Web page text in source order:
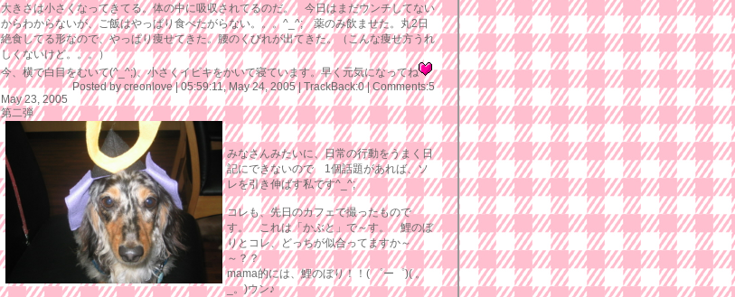
大きさは小さくなってきてる。体の中に吸収されてるのだ。 今日はまだウンチしてない
からわからないが、ご飯はやっぱり食べたがらない。。。^_^; 薬のみ飲ませた。丸2日
絶食してる形なので、やっぱり痩せてきた。腰のくびれが出てきた。（こんな痩せ方うれ
しくないけど。。。）
今、横で白目をむいて(^_^;)、小さくイビキをかいて寝ています。早く元気になってね
Posted by creonlove |05:59:11, May 24, 2005|TrackBack:0|Comments:5
May 23, 2005
第二弾
みなさんみたいに、日常の行動をうまく日
記にできないので 1個話題があれば、ソ
レを引き伸ばす私です^_^;
コレも、先日のカフェで撮ったもので
す。 これは「かぶと」で～す。 鯉のぼ
りとコレ、どっちが似合ってますか～
～？？
mama的には、鯉のぼり！！( ゜ー゜)( 。
_。)ウン♪